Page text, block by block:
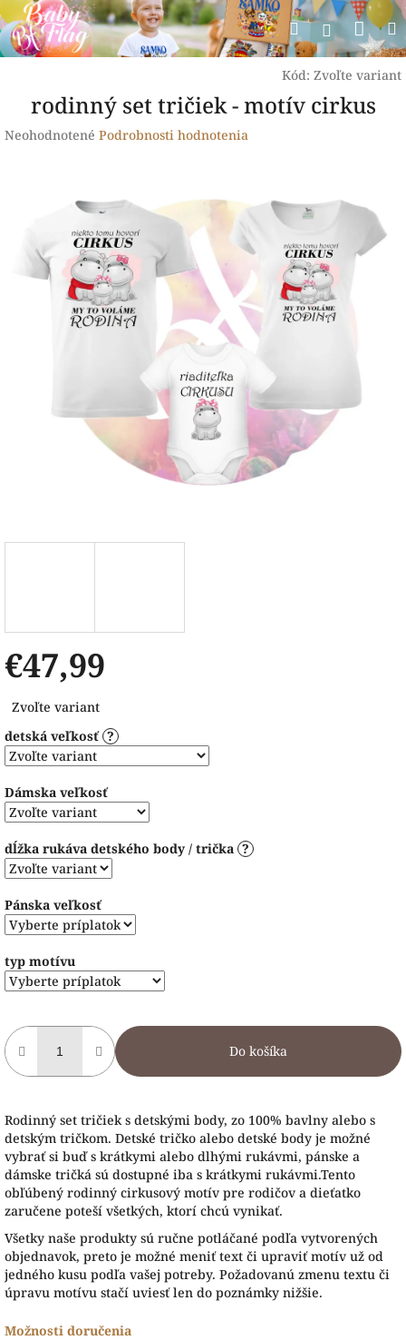
Prejsť
na
obsah
Hľadať
Kód: Zvoľte variant
rodinný set tričiek - motív cirkus
Priemerné
hviezdičiek.
Neohodnotené Podrobnosti hodnotenia
€47,99
cena:
Zvoľte variant
detská veľkosť ?
Dámska veľkosť
dĺžka rukáva detského body / trička ?
Pánska veľkosť
typ motívu
Do košíka
Rodinný set tričiek s detskými body, zo 100% bavlny alebo s
detským tričkom. Detské tričko alebo detské body je možné
vybrať si buď s krátkymi alebo dlhými rukávmi, pánske a
dámske tričká sú dostupné iba s krátkymi rukávmi.Tento
obľúbený rodinný cirkusový motív pre rodičov a dieťatko
zaručene poteší všetkých, ktorí chcú vynikať.
Všetky naše produkty sú ručne potláčané podľa vytvorených
objednavok, preto je možné meniť text či upraviť motív už od
jedného kusu podľa vašej potreby. Požadovanú zmenu textu či
úpravu motívu stačí uviesť len do poznámky nižšie.
Možnosti doručenia